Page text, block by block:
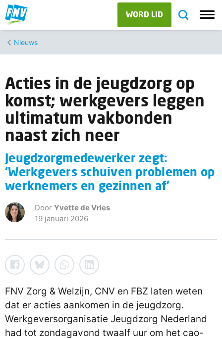
WORD LID
Nieuws
Acties in de jeugdzorg op
komst; werkgevers leggen
ultimatum vakbonden
naast zich neer
Jeugdzorgmedewerker zegt:
‘Werkgevers schuiven problemen op
werknemers en gezinnen af’
Door Yvette de Vries
19 januari 2026
FNV Zorg & Welzijn, CNV en FBZ laten weten
dat er acties aankomen in de jeugdzorg.
Werkgeversorganisatie Jeugdzorg Nederland
had tot zondagavond twaalf uur om het cao-